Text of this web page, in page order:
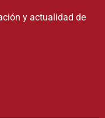
y actualidad de